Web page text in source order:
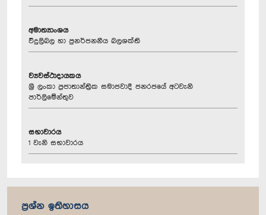
අමාත්‍යාංශය
විදුලිබල හා පුනර්ජනනීය බලශක්ති
ව්‍යවස්ථාදායකය
ශ්‍රී ලංකා ප්‍රජාතාන්ත්‍රික සමාජවාදී ජනරජයේ අටවැනි
පාර්ලිමේන්තුව
සභාවාරය
1 වැනි සභාවාරය
ප්‍රශ්න ඉතිහාසය